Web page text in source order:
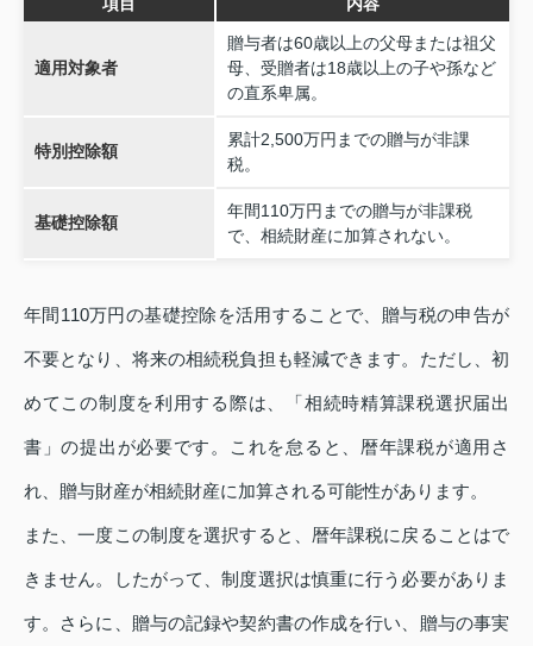
項目 内容
適用対象者
贈与者は60歳以上の父母または祖父
母、受贈者は18歳以上の子や孫など
の直系卑属。
特別控除額
累計2,500万円までの贈与が非課
税。
基礎控除額
年間110万円までの贈与が非課税
で、相続財産に加算されない。
年間110万円の基礎控除を活用することで、贈与税の申告が
不要となり、将来の相続税負担も軽減できます。ただし、初
めてこの制度を利用する際は、「相続時精算課税選択届出
書」の提出が必要です。これを怠ると、暦年課税が適用さ
れ、贈与財産が相続財産に加算される可能性があります。
また、一度この制度を選択すると、暦年課税に戻ることはで
きません。したがって、制度選択は慎重に行う必要がありま
す。さらに、贈与の記録や契約書の作成を行い、贈与の事実